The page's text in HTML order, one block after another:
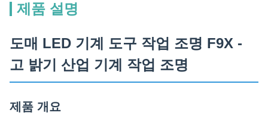
제품 설명
도매 LED 기계 도구 작업 조명 F9X -
고 밝기 산업 기계 작업 조명
제품 개요